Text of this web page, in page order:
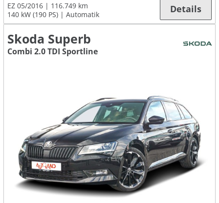
EZ 05/2016
116.749 km
140 kW (190 PS)
Automatik Details
Skoda Superb
Combi 2.0 TDI Sportline